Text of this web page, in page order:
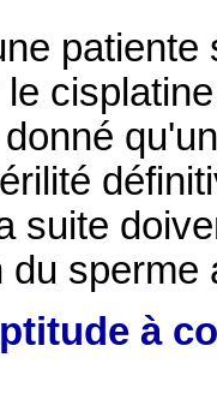
suite
sperme
à